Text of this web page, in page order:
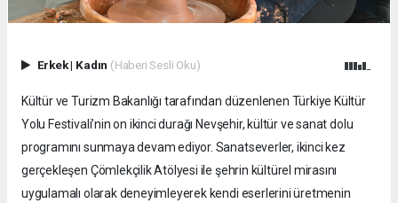
Erkek| Kadın (Haberi Sesli Oku)
Kültür ve Turizm Bakanlığı tarafından düzenlenen Türkiye Kültür
Yolu Festivali’nin on ikinci durağı Nevşehir, kültür ve sanat dolu
programını sunmaya devam ediyor. Sanatseverler, ikinci kez
gerçekleşen Çömlekçilik Atölyesi ile şehrin kültürel mirasını
uygulamalı olarak deneyimleyerek kendi eserlerini üretmenin